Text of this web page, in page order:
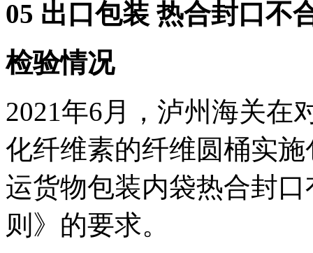
05 出口包装 热合封口不
检验情况
2021年6月，泸州海关在
化纤维素的纤维圆桶实
运货物包装内袋热合封
则》的要求。